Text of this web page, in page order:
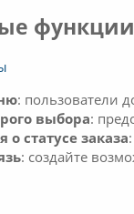
: пользователи
выбора:
статусе заказа
: создайте